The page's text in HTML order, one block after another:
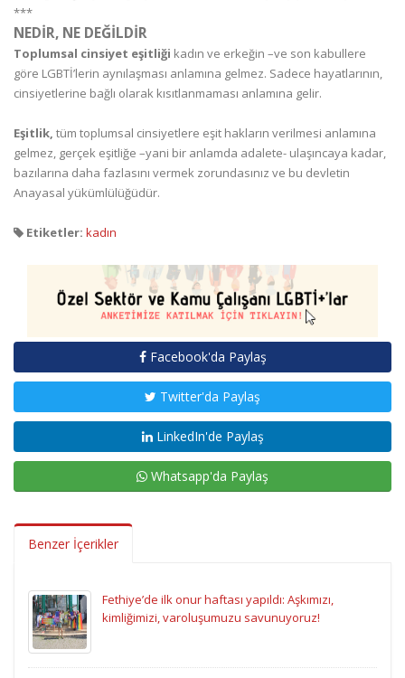
***
NEDİR, NE DEĞİLDİR
Toplumsal cinsiyet eşitliği kadın ve erkeğin –ve son kabullere
göre LGBTİ’lerin aynılaşması anlamına gelmez. Sadece hayatlarının,
cinsiyetlerine bağlı olarak kısıtlanmaması anlamına gelir.
Eşitlik, tüm toplumsal cinsiyetlere eşit hakların verilmesi anlamına
gelmez, gerçek eşitliğe –yani bir anlamda adalete- ulaşıncaya kadar,
bazılarına daha fazlasını vermek zorundasınız ve bu devletin
Anayasal yükümlülüğüdür.
Etiketler: kadın
Facebook'da Paylaş
Twitter'da Paylaş
LinkedIn'de Paylaş
Whatsapp'da Paylaş
Benzer İçerikler
Fethiye’de ilk onur haftası yapıldı: Aşkımızı,
kimliğimizi, varoluşumuzu savunuyoruz!